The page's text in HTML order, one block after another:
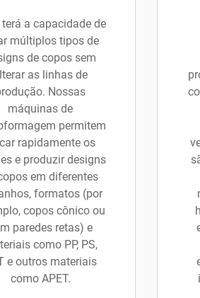
terá a capacidade de
múltiplos tipos de
de copos sem
as linhas de
Nossas
máquinas de
permitem
rapidamente os
e produzir designs
em diferentes
formatos (por
copos cônico ou
paredes retas) e
como PP, PS,
e outros materiais
como APET.